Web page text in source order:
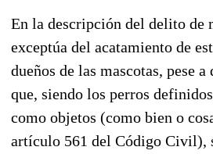
En la descripción del delito de
exceptúa del acatamiento de
dueños de las mascotas, pese
que, siendo los perros
como objetos (como bien o
artículo 561 del Código Civil),